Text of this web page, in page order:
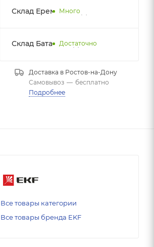
Склад Еременко НДС
Много
Склад Батайск НДС 1
Достаточно
Доставка в Ростов-на-Дону
Самовывоз — бесплатно
Подробнее
Все товары категории
Все товары бренда EKF